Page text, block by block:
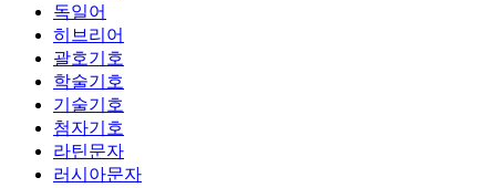
독일어
히브리어
괄호기호
학술기호
기술기호
첨자기호
라틴문자
러시아문자